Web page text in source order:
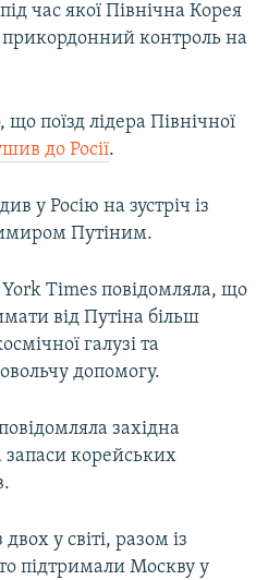
час якої Північна Корея
контроль на
що поїзд лідера Північної
до Росії.
у Росію на зустріч із
Путіним.
Times повідомляла, що
від Путіна більш
галузі та
допомогу.
західна
запаси корейських
у світі, разом із
підтримали Москву у